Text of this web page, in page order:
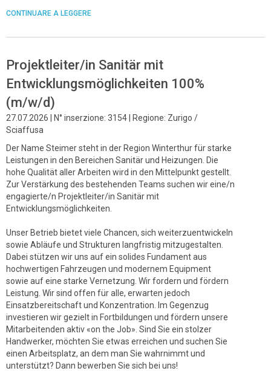
CONTINUARE A LEGGERE
Projektleiter/in Sanitär mit
Entwicklungsmöglichkeiten 100%
(m/w/d)
27.07.2026 | N° inserzione: 3154 | Regione: Zurigo /
Sciaffusa
Der Name Steimer steht in der Region Winterthur für starke
Leistungen in den Bereichen Sanitär und Heizungen. Die
hohe Qualität aller Arbeiten wird in den Mittelpunkt gestellt.
Zur Verstärkung des bestehenden Teams suchen wir eine/n
engagierte/n Projektleiter/in Sanitär mit
Entwicklungsmöglichkeiten.
Unser Betrieb bietet viele Chancen, sich weiterzuentwickeln
sowie Abläufe und Strukturen langfristig mitzugestalten.
Dabei stützen wir uns auf ein solides Fundament aus
hochwertigen Fahrzeugen und modernem Equipment
sowie auf eine starke Vernetzung. Wir fordern und fördern
Leistung. Wir sind offen für alle, erwarten jedoch
Einsatzbereitschaft und Konzentration. Im Gegenzug
investieren wir gezielt in Fortbildungen und fördern unsere
Mitarbeitenden aktiv «on the Job». Sind Sie ein stolzer
Handwerker, möchten Sie etwas erreichen und suchen Sie
einen Arbeitsplatz, an dem man Sie wahrnimmt und
unterstützt? Dann bewerben Sie sich bei uns!